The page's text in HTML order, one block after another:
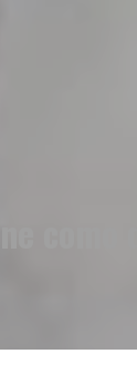
como